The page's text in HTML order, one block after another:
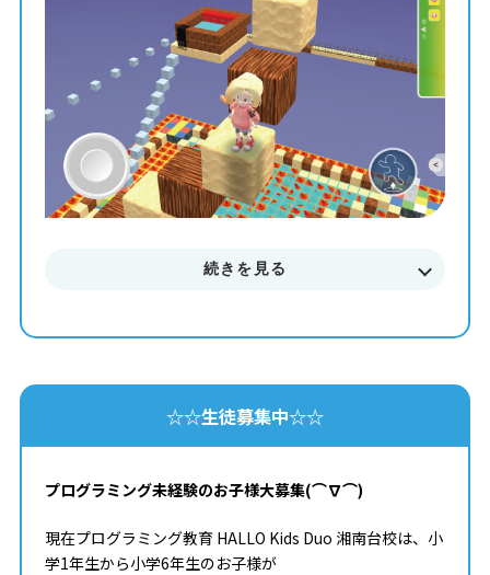
まずはお気軽に無料体験授業にご参加下さい。
料金やカリキュラムなどに関してもご説明致します。
続きを見る
☆☆生徒募集中☆☆
プログラミング未経験のお子様大募集(⌒∇⌒)
現在プログラミング教育 HALLO Kids Duo 湘南台校は、小
学1年生から小学6年生のお子様が